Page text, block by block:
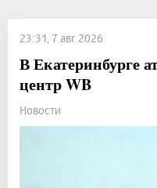
23:31, 7 авг 2026
В Екатеринбурге
центр WB
Новости